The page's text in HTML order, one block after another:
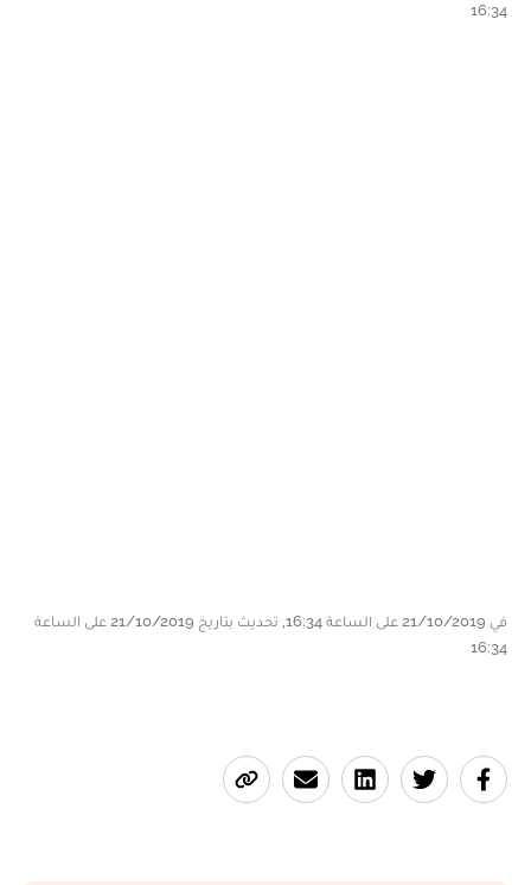
16:34
في 21/10/2019 على الساعة 16:34, تحديث بتاريخ 21/10/2019 على الساعة
16:34